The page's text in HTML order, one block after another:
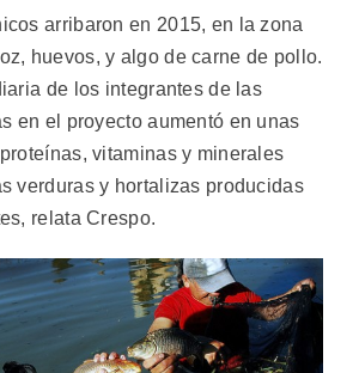
arribaron en 2015, en la zona
huevos, y algo de carne de pollo.
de los integrantes de las
en el proyecto aumentó en unas
vitaminas y minerales
verduras y hortalizas producidas
relata Crespo.